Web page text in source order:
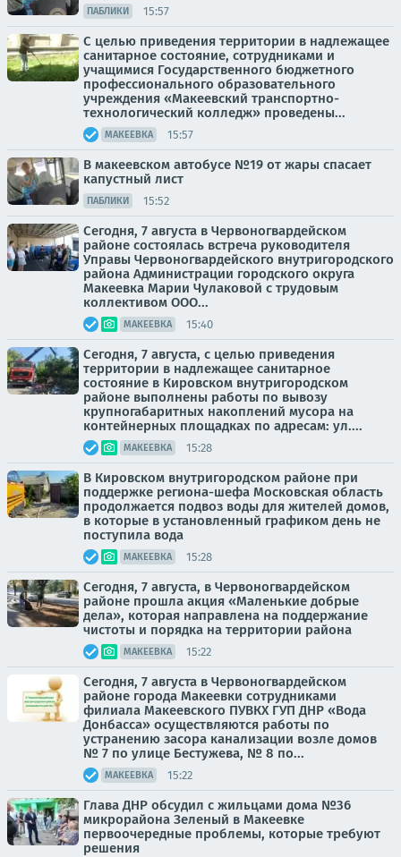
ПАБЛИКИ 15:57
С целью приведения территории в надлежащее
санитарное состояние, сотрудниками и
учащимися Государственного бюджетного
профессионального образовательного
учреждения «Макеевский транспортно-
технологический колледж» проведены...
МАКЕЕВКА 15:57
В макеевском автобусе №19 от жары спасает
капустный лист
ПАБЛИКИ 15:52
Сегодня, 7 августа в Червоногвардейском
районе состоялась встреча руководителя
Управы Червоногвардейского внутригородского
района Администрации городского округа
Макеевка Марии Чулаковой с трудовым
коллективом ООО...
МАКЕЕВКА 15:40
Сегодня, 7 августа, с целью приведения
территории в надлежащее санитарное
состояние в Кировском внутригородском
районе выполнены работы по вывозу
крупногабаритных накоплений мусора на
контейнерных площадках по адресам: ул....
МАКЕЕВКА 15:28
В Кировском внутригородском районе при
поддержке региона-шефа Московская область
продолжается подвоз воды для жителей домов,
в которые в установленный графиком день не
поступила вода
МАКЕЕВКА 15:28
Сегодня, 7 августа, в Червоногвардейском
районе прошла акция «Маленькие добрые
дела», которая направлена на поддержание
чистоты и порядка на территории района
МАКЕЕВКА 15:22
Сегодня, 7 августа в Червоногвардейском
районе города Макеевки сотрудниками
филиала Макеевского ПУВКХ ГУП ДНР «Вода
Донбасса» осуществляются работы по
устранению засора канализации возле домов
№ 7 по улице Бестужева, № 8 по...
МАКЕЕВКА 15:22
Глава ДНР обсудил с жильцами дома №36
микрорайона Зеленый в Макеевке
первоочередные проблемы, которые требуют
решения